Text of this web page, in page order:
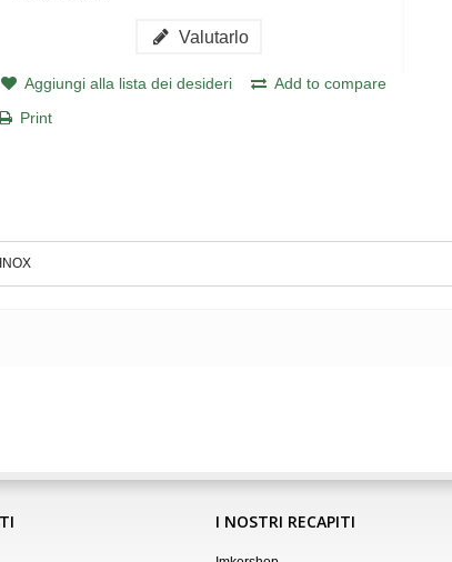
Valutarlo
Aggiungi alla lista dei desideri
Add to compare
Print
I NOSTRI RECAPITI